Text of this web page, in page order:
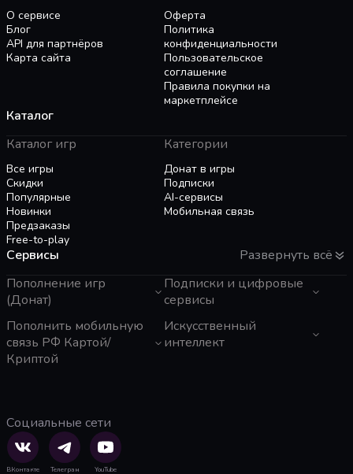
О сервисе
Блог
API для партнёров
Карта сайта
Оферта
Политика
конфиденциальности
Пользовательское
соглашение
Правила покупки на
маркетплейсе
Каталог
Каталог игр
Все игры
Скидки
Популярные
Новинки
Предзаказы
Free-to-play
Категории
Донат в игры
Подписки
AI-сервисы
Мобильная связь
Сервисы
Развернуть всё
Пополнение игр
(Донат)
GTA 6
Пополнение Steam
Roblox
Genshin Impact
Whiteout Survival
Mobile Legends
SUGO: Online Chat Party
Clash of Clans
Подписки и цифровые
сервисы
Telegram Звезды
Apple ID
Пополнить мобильную
связь РФ Картой/
Криптой
Мегафон
Билайн
Тинькофф Мобайл
Beeline (Казахстан)
Искусственный
интеллект
Социальные сети
ВКонтакте Телеграм YouTube